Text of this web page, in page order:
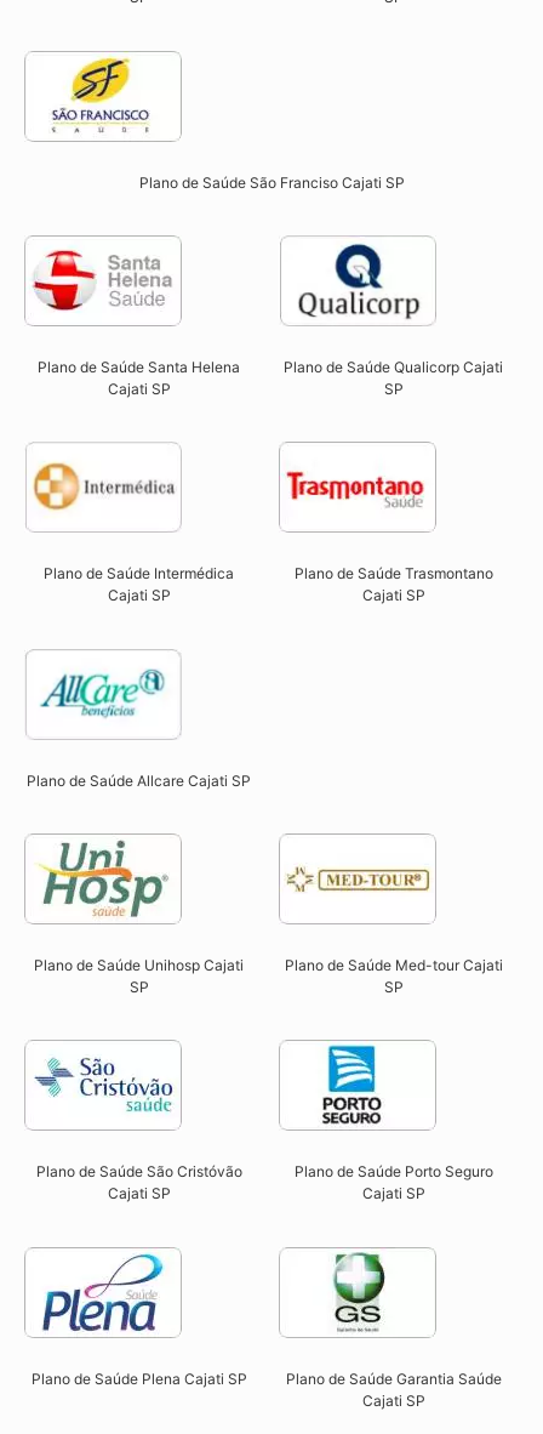
Plano de Saúde São Franciso Cajati SP​
Plano de Saúde Santa Helena
Cajati SP​
Plano de Saúde Qualicorp Cajati
SP​
Plano de Saúde Intermédica
Cajati SP​
Plano de Saúde Trasmontano
Cajati SP​
Plano de Saúde Allcare Cajati SP​
Plano de Saúde Unihosp Cajati
SP​
Plano de Saúde Med-tour Cajati
SP​
Plano de Saúde São Cristóvão
Cajati SP​
Plano de Saúde Porto Seguro
Cajati SP​
Plano de Saúde Plena Cajati SP​
Plano de Saúde Garantia Saúde
Cajati SP​